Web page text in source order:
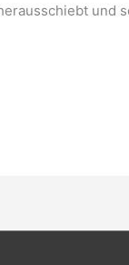
und